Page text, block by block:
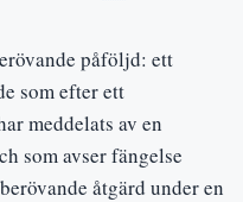
påföljd: ett
som efter ett
meddelats av en
som avser fängelse
åtgärd under en